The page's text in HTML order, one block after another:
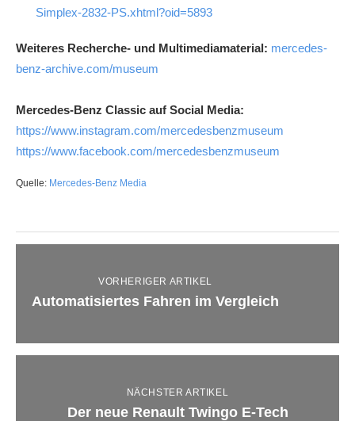
Simplex-2832-PS.xhtml?oid=5893
Weiteres Recherche- und Multimediamaterial: mercedes-
benz-archive.com/museum
Mercedes-Benz Classic auf Social Media:
https://www.instagram.com/mercedesbenzmuseum
https://www.facebook.com/mercedesbenzmuseum
Quelle: Mercedes-Benz Media
VORHERIGER ARTIKEL
Automatisiertes Fahren im Vergleich
NÄCHSTER ARTIKEL
Der neue Renault Twingo E-Tech